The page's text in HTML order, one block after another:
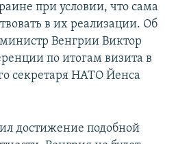
при условии, что сама
в их реализации. Об
Венгрии Виктор
по итогам визита в
секретаря НАТО Йенса
достижение подобной